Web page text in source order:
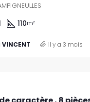
110m²
il y a 3 mois